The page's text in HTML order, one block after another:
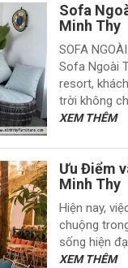
Sofa
Minh Thy
SOFA
Sofa Ngoài
resort,
trời không
XEM THÊM
Ưu Điểm
Minh Thy
Hiện nay,
chuộng
sống hiện
XEM THÊM